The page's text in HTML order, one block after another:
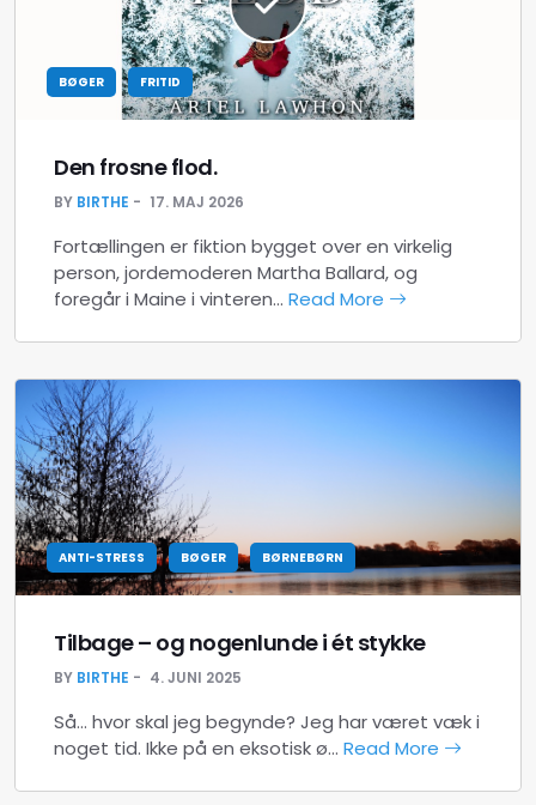
BØGER FRITID
Den frosne flod.
BY BIRTHE 17. MAJ 2026
Fortællingen er fiktion bygget over en virkelig
person, jordemoderen Martha Ballard, og
foregår i Maine i vinteren… Read More
ANTI-STRESS BØGER BØRNEBØRN
Tilbage – og nogenlunde i ét stykke
BY BIRTHE 4. JUNI 2025
Så… hvor skal jeg begynde? Jeg har været væk i
noget tid. Ikke på en eksotisk ø… Read More